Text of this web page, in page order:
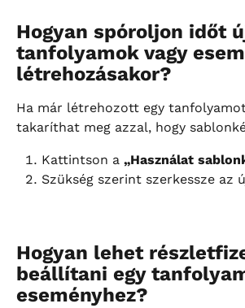
Hogyan spóroljon időt
tanfolyamok vagy
létrehozásakor?
Ha már létrehozott egy
takaríthat meg azzal, hogy
Kattintson a „Használat
Szükség szerint szerkessze az
Hogyan lehet
beállítani egy
eseményhez?